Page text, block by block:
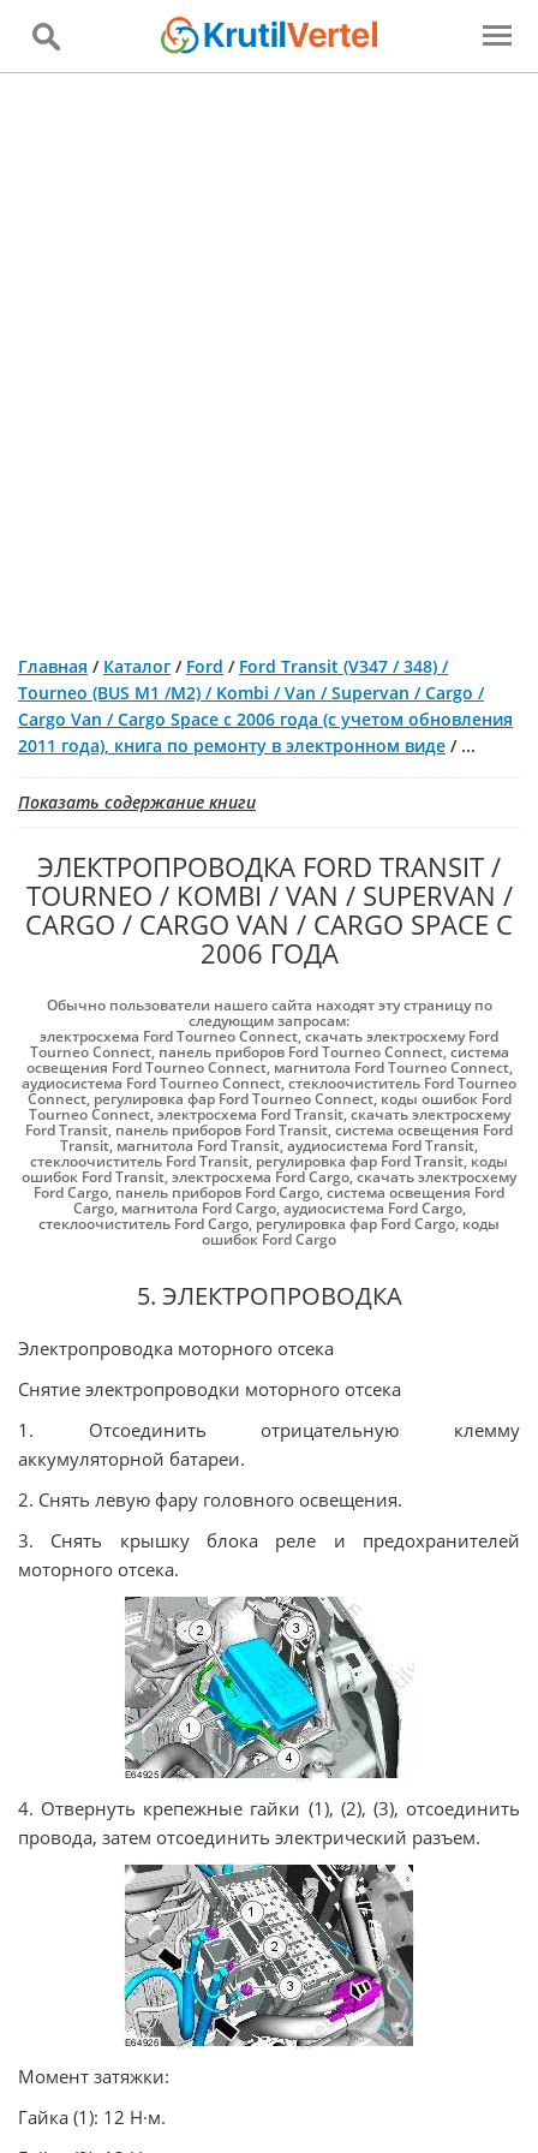
Главная / Каталог / Ford / Ford Transit (V347 / 348) /
Tourneo (BUS M1 /M2) / Kombi / Van / Supervan / Cargo /
Cargo Van / Cargo Space с 2006 года (с учетом обновления
2011 года), книга по ремонту в электронном виде / ...
Показать содержание книги
ЭЛЕКТРОПРОВОДКА FORD TRANSIT /
TOURNEO / KOMBI / VAN / SUPERVAN /
CARGO / CARGO VAN / CARGO SPACE С
2006 ГОДА
Обычно пользователи нашего сайта находят эту страницу по
следующим запросам:
электросхема Ford Tourneo Connect,скачать электросхему Ford
Tourneo Connect, панель приборов Ford Tourneo Connect,система
освещения Ford Tourneo Connect, магнитола Ford Tourneo Connect,
аудиосистема Ford Tourneo Connect,стеклоочиститель Ford Tourneo
Connect, регулировка фар Ford Tourneo Connect, коды ошибок Ford
Tourneo Connect,электросхема Ford Transit,скачать электросхему
Ford Transit, панель приборов Ford Transit,система освещения Ford
Transit, магнитола Ford Transit,аудиосистема Ford Transit,
стеклоочиститель Ford Transit, регулировка фар Ford Transit, коды
ошибок Ford Transit,электросхема Ford Cargo,скачать электросхему
Ford Cargo, панель приборов Ford Cargo,система освещения Ford
Cargo, магнитола Ford Cargo,аудиосистема Ford Cargo,
стеклоочиститель Ford Cargo, регулировка фар Ford Cargo, коды
ошибок Ford Cargo
5. ЭЛЕКТРОПРОВОДКА
Электропроводка моторного отсека
Снятие электропроводки моторного отсека
1. Отсоединить отрицательную клемму
аккумуляторной батареи.
2. Снять левую фару головного освещения.
3. Снять крышку блока реле и предохранителей
моторного отсека.
4. Отвернуть крепежные гайки (1), (2), (3), отсоединить
провода, затем отсоединить электрический разъем.
Момент затяжки:
Гайка (1): 12 Н·м.